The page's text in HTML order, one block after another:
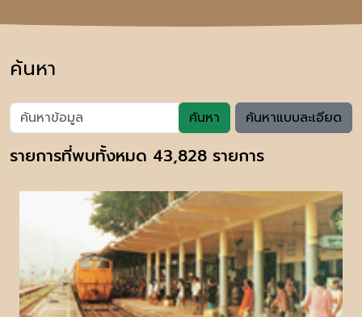
ค้นหา
ค้นหา ค้นหาแบบละเอียด
รายการที่พบทั้งหมด 43,828 รายการ